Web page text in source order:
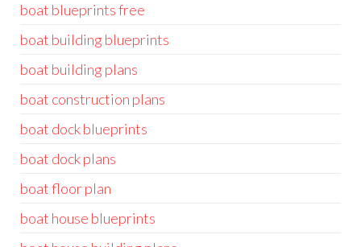
boat blueprints free
boat building blueprints
boat building plans
boat construction plans
boat dock blueprints
boat dock plans
boat floor plan
boat house blueprints